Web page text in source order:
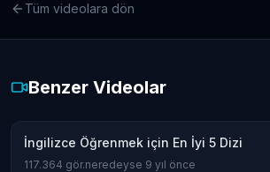
Tüm videolara dön
Benzer Videolar
İngilizce Öğrenmek için En İyi 5 Dizi
117.364 gör.neredeyse 9 yıl önce